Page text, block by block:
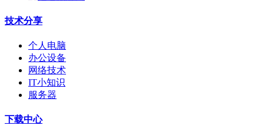
技术分享
个人电脑
办公设备
网络技术
IT小知识
服务器
下载中心